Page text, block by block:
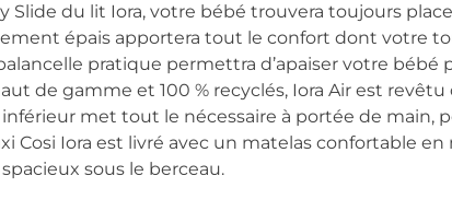
Slide du lit Iora, votre bébé trouvera toujours
épais apportera tout le confort dont votre
pratique permettra d’apaiser votre bébé
de gamme et 100 % recyclés, Iora Air est
met tout le nécessaire à portée de main,
Cosi Iora est livré avec un matelas confortable
sous le berceau.